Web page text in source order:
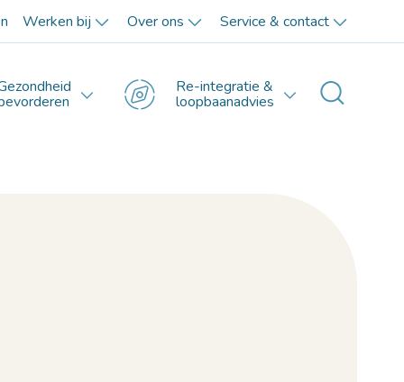
Werken bij Over ons Service & contact
Re-integratie &
loopbaanadvies